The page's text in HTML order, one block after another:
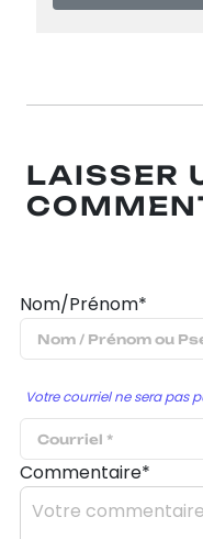
LAISSER
Nom/Prénom*
Votre courriel ne sera pas
Commentaire*